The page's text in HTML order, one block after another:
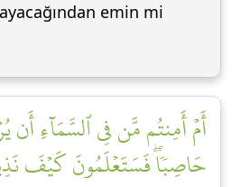
emin mi
أَمۡ أَمِنتُم مَّن فِي ٱلسَّمَآءِ
حَاصِبٗاۖ فَسَتَعۡلَمُونَ كَيۡفَ